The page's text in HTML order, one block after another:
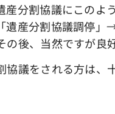
分割協議にこのよ
遺産分割協議調停
の後、当然ですが良
議をされる方は、